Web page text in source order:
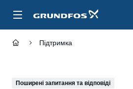
Підтримка
Поширені запитання та відповіді